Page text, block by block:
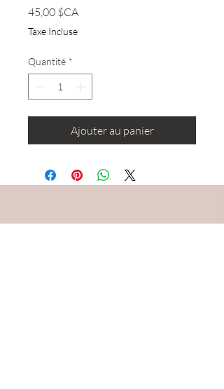
45,00 $CAPrix
Taxe Incluse
Quantité *
Ajouter au panier